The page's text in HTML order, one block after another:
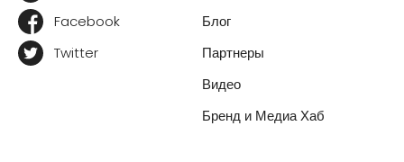
Facebook
Twitter
Блог
Партнеры
Видео
Бренд и Медиа Хаб